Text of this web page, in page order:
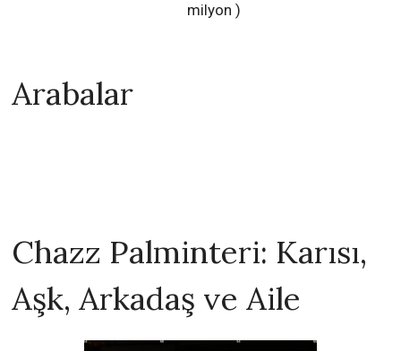
milyon )
Arabalar
Chazz Palminteri: Karısı,
Aşk, Arkadaş ve Aile